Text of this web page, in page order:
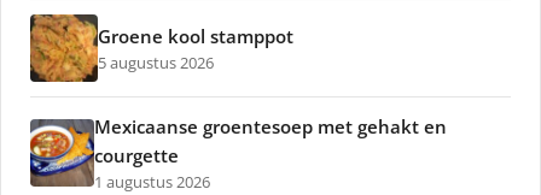
Groene kool stamppot
5 augustus 2026
Mexicaanse groentesoep met gehakt en
courgette
1 augustus 2026